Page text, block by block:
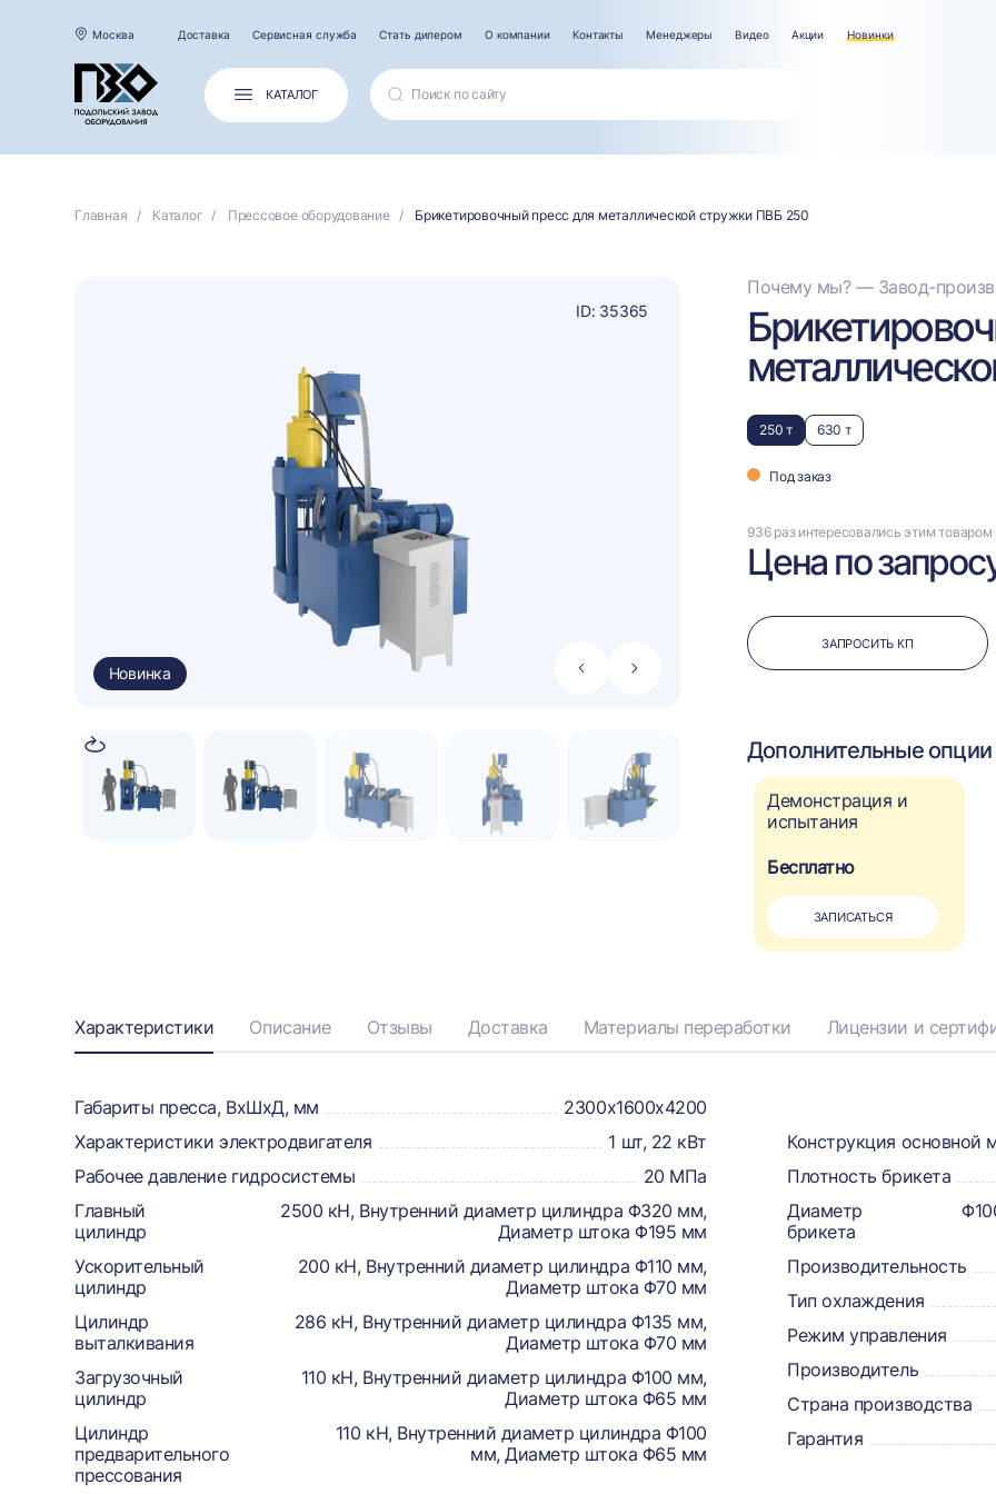
Москва Доставка Сервисная служба Стать дилером О компании Контакты Менеджеры Видео Акции Новинки
КАТАЛОГ
Главная Каталог Прессовое оборудование Брикетировочный пресс для металлической стружки ПВБ 250
СтрелкаСтрелка
ID: 35365
Новинка
Почему мы? — Завод-
250 т 630 т
Под заказ
936 раз интересовались этим товаром
Цена по
ЗАПРОСИТЬ КП
Дополнительные опции
Демонстрация и
испытания
Бесплатно
ЗАПИСАТЬСЯ
Информация
товаре,
доставке,
отзывах
и
сертификаты
Характеристики Описание Отзывы Доставка Материалы переработки Лицензии и
Габариты пресса, ВхШхД, мм
2300х1600х4200
Характеристики электродвигателя
1 шт, 22 кВт
Рабочее давление гидросистемы
20 МПа
Главный
цилиндр
2500 кН, Внутренний диаметр цилиндра Φ320 мм,
Диаметр штока Φ195 мм
Ускорительный
цилиндр
200 кН, Внутренний диаметр цилиндра Φ110 мм,
Диаметр штока Φ70 мм
Цилиндр
выталкивания
286 кН, Внутренний диаметр цилиндра Φ135 мм,
Диаметр штока Φ70 мм
Загрузочный
цилиндр
110 кН, Внутренний диаметр цилиндра Φ100 мм,
Диаметр штока Φ65 мм
Цилиндр
предварительного
110 кН, Внутренний диаметр цилиндра Φ100
мм, Диаметр штока Φ65 мм
Конструкция основной
Плотность брикета
Диаметр
брикета
Производительность
Тип охлаждения
Режим управления
Производитель
Страна производства
Гарантия